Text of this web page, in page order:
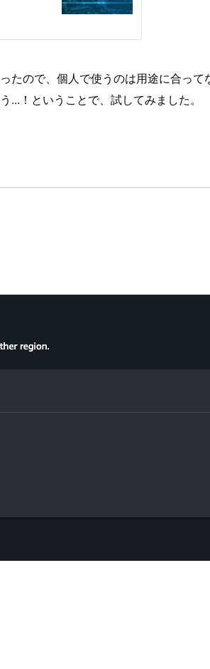
ので、個人で使うのは用途に合っ
！ということで、試してみました。